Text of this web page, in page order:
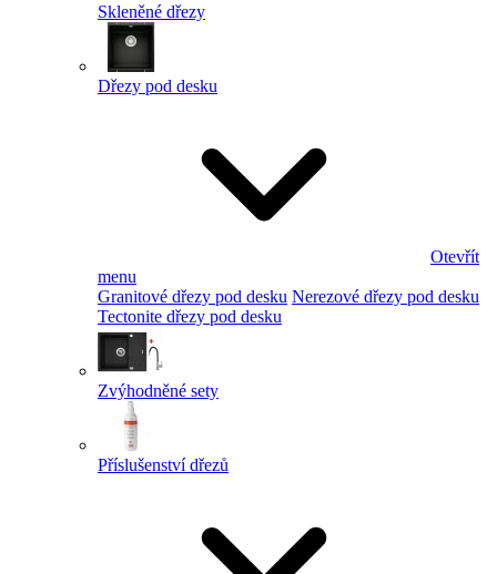
Skleněné dřezy
Dřezy pod desku
Otevřít
menu
Granitové dřezy pod desku Nerezové dřezy pod desku
Tectonite dřezy pod desku
Zvýhodněné sety
Příslušenství dřezů